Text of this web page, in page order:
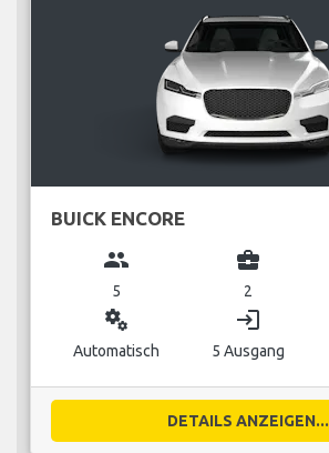
BUICK ENCORE
group
5
business_center
2
miscellaneous_services
Automatisch
login
5 Ausgang
DETAILS ANZEIGEN...